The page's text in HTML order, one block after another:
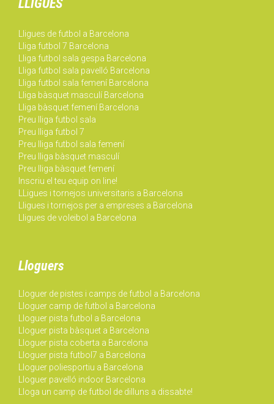
LLIGUES
Lligues de futbol a Barcelona
Lliga futbol 7 Barcelona
Lliga futbol sala gespa Barcelona
Lliga futbol sala pavelló Barcelona
Lliga futbol sala femení Barcelona
Lliga bàsquet masculí Barcelona
Lliga bàsquet femení Barcelona
Preu lliga futbol sala
Preu lliga futbol 7
Preu lliga futbol sala femení
Preu lliga bàsquet masculí
Preu lliga bàsquet femení
Inscriu el teu equip on line!
LLigues i tornejos universitaris a Barcelona
Lligues i tornejos per a empreses a Barcelona
Lligues de voleibol a Barcelona
Lloguers
Lloguer de pistes i camps de futbol a Barcelona
Lloguer camp de futbol a Barcelona
Lloguer pista futbol a Barcelona
Lloguer pista bàsquet a Barcelona
Lloguer pista coberta a Barcelona
Lloguer pista futbol7 a Barcelona
Lloguer poliesportiu a Barcelona
Lloguer pavelló indoor Barcelona
Lloga un camp de futbol de dilluns a dissabte!